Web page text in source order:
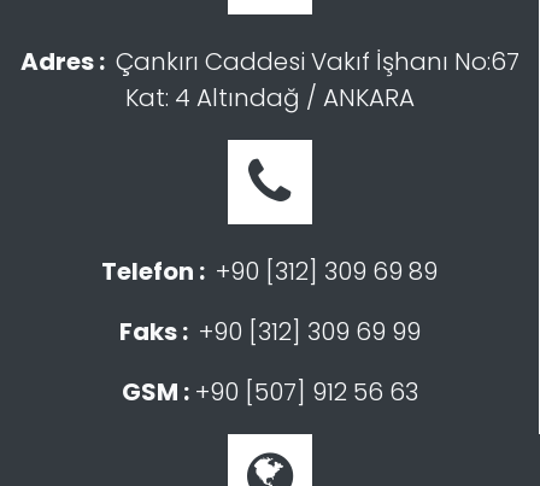
Adres : Çankırı Caddesi Vakıf İşhanı No:67
Kat: 4 Altındağ / ANKARA
Telefon : +90 [312] 309 69 89
Faks : +90 [312] 309 69 99
GSM : +90 [507] 912 56 63